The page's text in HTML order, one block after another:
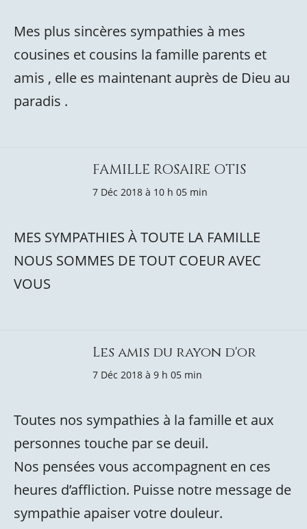
Mes plus sincères sympathies à mes
cousines et cousins la famille parents et
amis , elle es maintenant auprès de Dieu au
paradis .
FAMILLE ROSAIRE OTIS
7 Déc 2018 à 10 h 05 min
MES SYMPATHIES À TOUTE LA FAMILLE
NOUS SOMMES DE TOUT COEUR AVEC
VOUS
Les amis du rayon d'or
7 Déc 2018 à 9 h 05 min
Toutes nos sympathies à la famille et aux
personnes touche par se deuil.
Nos pensées vous accompagnent en ces
heures d’affliction. Puisse notre message de
sympathie apaiser votre douleur.